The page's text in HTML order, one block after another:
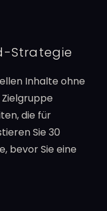
Strategie
Inhalte ohne
die für
Sie 30
bevor Sie eine